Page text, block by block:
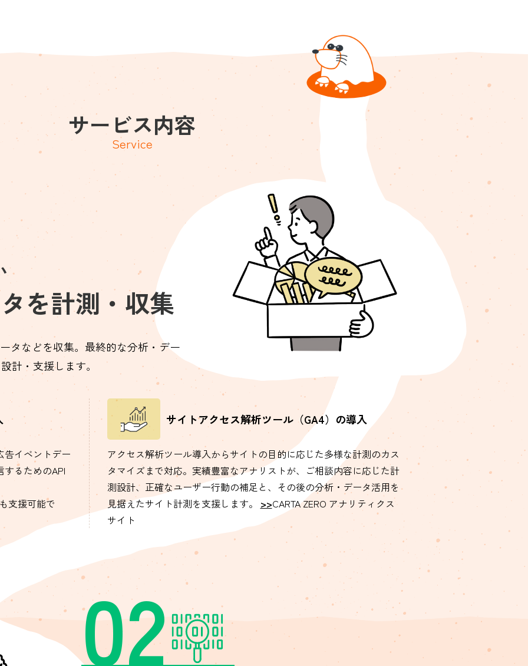
サービス内容
Service
を計測・収集
タなどを収集。最終的な分析・デー
計・支援します。
告イベントデー
るためのAPI
支援可能で
サイトアクセス解析ツール（GA4）の導入
アクセス解析ツール導入からサイトの目的に応じた多様な計測のカス
タマイズまで対応。実績豊富なアナリストが、ご相談内容に応じた計
測設計、正確なユーザー行動の補足と、その後の分析・データ活用を
見据えたサイト計測を支援します。 >>CARTA ZERO アナリティクス
サイト
02